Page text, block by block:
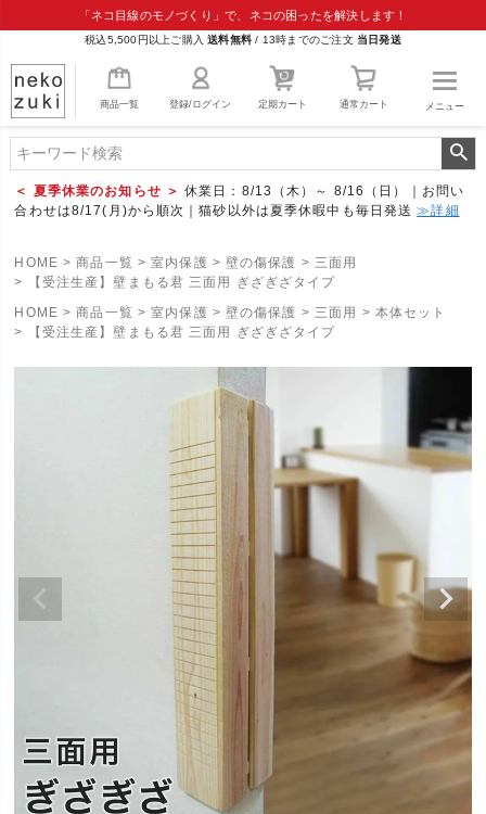
「ネコ目線のモノづくり」で、ネコの困ったを解決します！
税込5,500円以上ご購入送料無料 / 13時までのご注文 当日発送
商品一覧 登録/ログイン 定期カート 通常カート メニュー
＜ 夏季休業のお知らせ ＞ 休業日：8/13（木）～ 8/16（日）｜お問い
合わせは8/17(月)から順次｜猫砂以外は夏季休暇中も毎日発送≫詳細
HOME 商品一覧 室内保護 壁の傷保護
三面用
【受注生産】壁まもる君 三面用 ぎざぎざタイプ
HOME
商品一覧 室内保護 壁の傷保護 三面用
本体セット
【受注生産】壁まもる君 三面用 ぎざぎざタイプ